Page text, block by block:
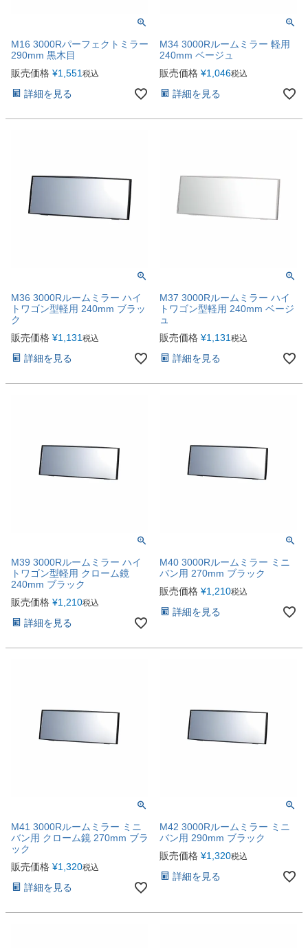
M16 3000Rパーフェクトミラー
290mm 黒木目
販売価格 ¥1,551 税込
詳細を見る
M34 3000Rルームミラー 軽用
240mm ベージュ
販売価格 ¥1,046税込
詳細を見る
M36 3000Rルームミラー ハイ
トワゴン型軽用 240mm ブラッ
ク
販売価格 ¥1,131 税込
詳細を見る
M37 3000Rルームミラー ハイ
トワゴン型軽用 240mm ベージ
ュ
販売価格 ¥1,131 税込
詳細を見る
M39 3000Rルームミラー ハイ
トワゴン型軽用 クローム鏡
240mm ブラック
販売価格 ¥1,210税込
詳細を見る
M40 3000Rルームミラー ミニ
バン用 270mm ブラック
販売価格 ¥1,210税込
詳細を見る
M41 3000Rルームミラー ミニ
バン用 クローム鏡 270mm ブラ
ック
販売価格 ¥1,320税込
詳細を見る
M42 3000Rルームミラー ミニ
バン用 290mm ブラック
販売価格 ¥1,320税込
詳細を見る